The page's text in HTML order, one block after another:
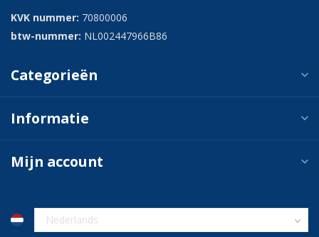
KVK nummer: 70800006
btw-nummer: NL002447966B86
Categorieën
Informatie
Mijn account